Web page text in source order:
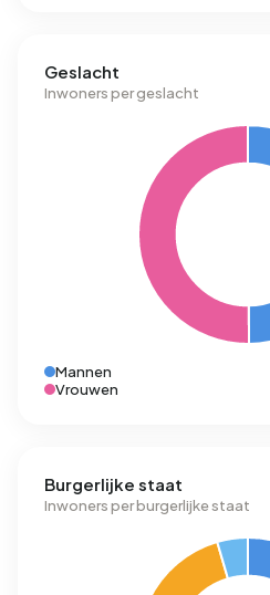
Geslacht
Inwoners per geslacht
Mannen
Vrouwen
Burgerlijke staat
Inwoners per burgerlijke staat